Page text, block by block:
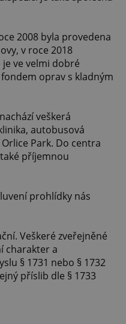
2008 byla provedena
v roce 2018
ve velmi dobré
oprav s kladným
veškerá
autobusová
Park. Do centra
příjemnou
prohlídky nás
Veškeré zveřejněné
charakter a
§ 1731 nebo § 1732
příslib dle § 1733